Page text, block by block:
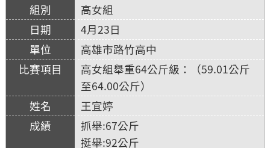
高女組
4月23日
高雄市路竹高中
高女組舉重64公斤級：（59.01公斤
至64.00公斤）
王宜婷
抓舉:67公斤
挺舉:92公斤